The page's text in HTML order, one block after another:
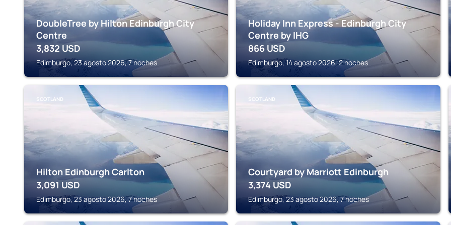
DoubleTree by Hilton Edinburgh City
Centre
3,832 USD
Edimburgo, 23 agosto 2026, 7 noches
Holiday Inn Express - Edinburgh City
Centre by IHG
866 USD
Edimburgo, 14 agosto 2026, 2 noches
SCOTLAND
Hilton Edinburgh Carlton
3,091 USD
Edimburgo, 23 agosto 2026, 7 noches
SCOTLAND
Courtyard by Marriott Edinburgh
3,374 USD
Edimburgo, 23 agosto 2026, 7 noches